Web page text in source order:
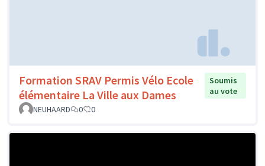
Formation SRAV Permis Vélo Ecole
élémentaire La Ville aux Dames
Soumis
au vote
NEUHAARD
0 0